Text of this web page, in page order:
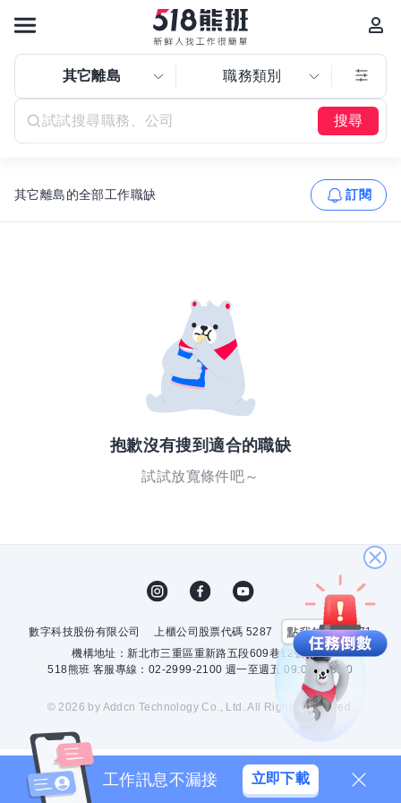
其它離島 職務類別
搜尋
其它離島的全部工作職缺 訂閱
抱歉沒有搜到適合的職缺
試試放寬條件吧～
關
閉
數字科技股份有限公司 上櫃公司股票代碼 5287
許可證字號 2571
機構地址：新北市三重區重新路五段609巷12號10樓
518熊班 客服專線：02-2999-2100 週一至週五 09:00 - 18:00
© 2026 by Addcn Technology Co., Ltd. All Rights Reserved.
工作訊息不漏接 立即下載